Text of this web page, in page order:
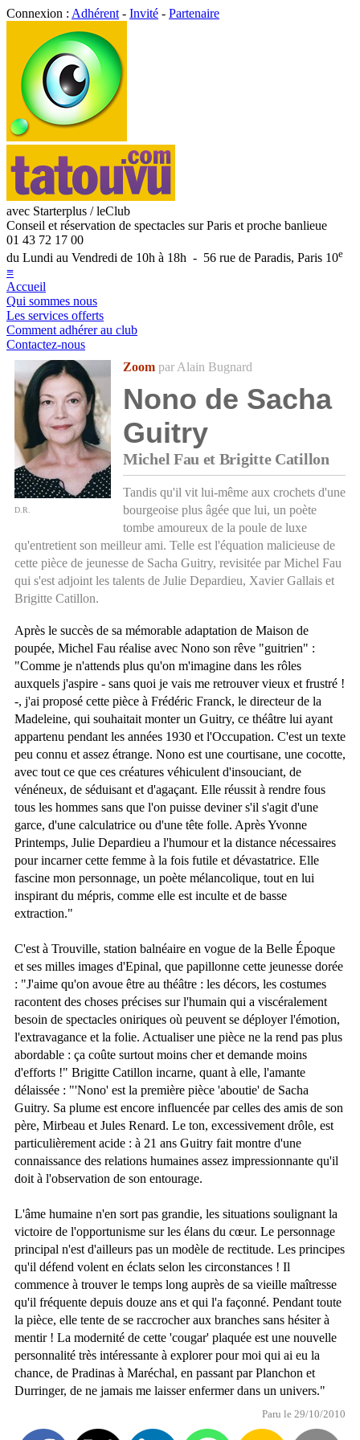
Connexion : Adhérent - Invité - Partenaire
avec Starterplus / leClub
Conseil et réservation de spectacles sur Paris et proche banlieue
01 43 72 17 00
du Lundi au Vendredi de 10h à 18h - 56 rue de Paradis, Paris 10e
≡
Accueil
Qui sommes nous
Les services offerts
Comment adhérer au club
Contactez-nous
D.R.
Zoom par Alain Bugnard
Nono de Sacha
Guitry
Michel Fau et Brigitte Catillon
Tandis qu'il vit lui-même aux crochets d'une
bourgeoise plus âgée que lui, un poète
tombe amoureux de la poule de luxe
qu'entretient son meilleur ami. Telle est l'équation malicieuse de
cette pièce de jeunesse de Sacha Guitry, revisitée par Michel Fau
qui s'est adjoint les talents de Julie Depardieu, Xavier Gallais et
Brigitte Catillon.
Après le succès de sa mémorable adaptation de Maison de
poupée, Michel Fau réalise avec Nono son rêve "guitrien" :
"Comme je n'attends plus qu'on m'imagine dans les rôles
auxquels j'aspire - sans quoi je vais me retrouver vieux et frustré !
-, j'ai proposé cette pièce à Frédéric Franck, le directeur de la
Madeleine, qui souhaitait monter un Guitry, ce théâtre lui ayant
appartenu pendant les années 1930 et l'Occupation. C'est un texte
peu connu et assez étrange. Nono est une courtisane, une cocotte,
avec tout ce que ces créatures véhiculent d'insouciant, de
vénéneux, de séduisant et d'agaçant. Elle réussit à rendre fous
tous les hommes sans que l'on puisse deviner s'il s'agit d'une
garce, d'une calculatrice ou d'une tête folle. Après Yvonne
Printemps, Julie Depardieu a l'humour et la distance nécessaires
pour incarner cette femme à la fois futile et dévastatrice. Elle
fascine mon personnage, un poète mélancolique, tout en lui
inspirant du mépris, comme elle est inculte et de basse
extraction."
C'est à Trouville, station balnéaire en vogue de la Belle Époque
et ses milles images d'Epinal, que papillonne cette jeunesse dorée
: "J'aime qu'on avoue être au théâtre : les décors, les costumes
racontent des choses précises sur l'humain qui a viscéralement
besoin de spectacles oniriques où peuvent se déployer l'émotion,
l'extravagance et la folie. Actualiser une pièce ne la rend pas plus
abordable : ça coûte surtout moins cher et demande moins
d'efforts !" Brigitte Catillon incarne, quant à elle, l'amante
délaissée : "'Nono' est la première pièce 'aboutie' de Sacha
Guitry. Sa plume est encore influencée par celles des amis de son
père, Mirbeau et Jules Renard. Le ton, excessivement drôle, est
particulièrement acide : à 21 ans Guitry fait montre d'une
connaissance des relations humaines assez impressionnante qu'il
doit à l'observation de son entourage.
L'âme humaine n'en sort pas grandie, les situations soulignant la
victoire de l'opportunisme sur les élans du cœur. Le personnage
principal n'est d'ailleurs pas un modèle de rectitude. Les principes
qu'il défend volent en éclats selon les circonstances ! Il
commence à trouver le temps long auprès de sa vieille maîtresse
qu'il fréquente depuis douze ans et qui l'a façonné. Pendant toute
la pièce, elle tente de se raccrocher aux branches sans hésiter à
mentir ! La modernité de cette 'cougar' plaquée est une nouvelle
personnalité très intéressante à explorer pour moi qui ai eu la
chance, de Pradinas à Maréchal, en passant par Planchon et
Durringer, de ne jamais me laisser enfermer dans un univers."
Paru le 29/10/2010